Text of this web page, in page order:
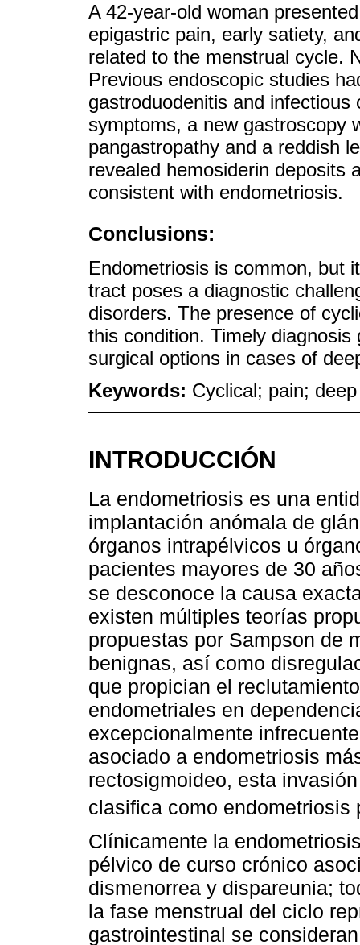
A 42-year-old woman
epigastric pain, early satiety,
related to the menstrual cycle.
Previous endoscopic studies
gastroduodenitis and
symptoms, a new gastroscopy
pangastropathy and a reddish
revealed hemosiderin deposits
consistent with endometriosis.
Conclusions:
Endometriosis is common, but
tract poses a diagnostic
disorders. The presence of
this condition. Timely
surgical options in cases of
Keywords: Cyclical; pain;
INTRODUCCIÓN
La endometriosis es una
implantación anómala de
órganos intrapélvicos u
pacientes mayores de 30
se desconoce la causa
existen múltiples teorías
propuestas por Sampson de
benignas, así como
que propician el
endometriales en
excepcionalmente
asociado a endometriosis
rectosigmoideo, esta
clasifica como endometriosis
Clínicamente la
pélvico de curso crónico
dismenorrea y dispareunia;
la fase menstrual del ciclo
gastrointestinal se